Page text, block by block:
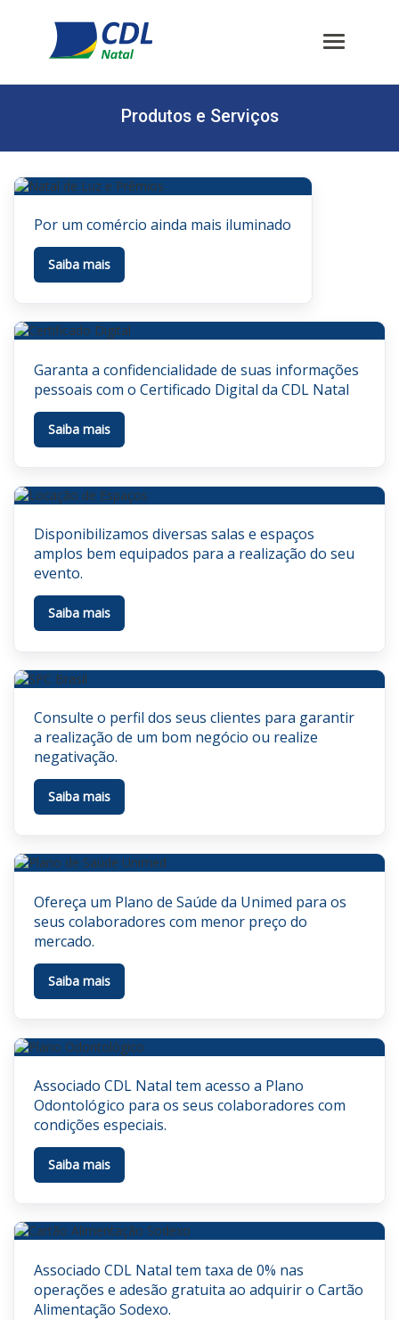
Produtos e Serviços
Por um comércio ainda mais iluminado
Saiba mais
Garanta a confidencialidade de suas informações
pessoais com o Certificado Digital da CDL Natal
Saiba mais
Disponibilizamos diversas salas e espaços
amplos bem equipados para a realização do seu
evento.
Saiba mais
Consulte o perfil dos seus clientes para garantir
a realização de um bom negócio ou realize
negativação.
Saiba mais
Ofereça um Plano de Saúde da Unimed para os
seus colaboradores com menor preço do
mercado.
Saiba mais
Associado CDL Natal tem acesso a Plano
Odontológico para os seus colaboradores com
condições especiais.
Saiba mais
Associado CDL Natal tem taxa de 0% nas
operações e adesão gratuita ao adquirir o Cartão
Alimentação Sodexo.